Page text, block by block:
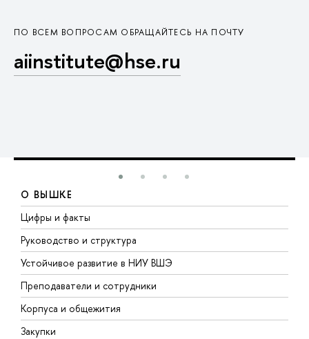
ПО ВСЕМ ВОПРОСАМ ОБРАЩАЙТЕСЬ НА ПОЧТУ
aiinstitute@hse.ru
О ВЫШКЕ
Цифры и факты
Руководство и структура
Устойчивое развитие в НИУ ВШЭ
Преподаватели и сотрудники
Корпуса и общежития
Закупки